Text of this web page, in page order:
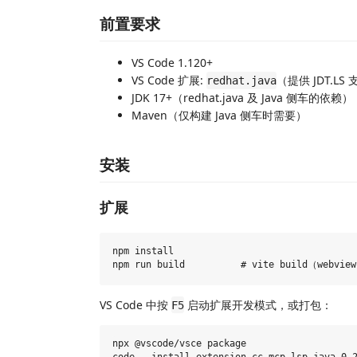
前置要求
VS Code 1.120+
VS Code 扩展: redhat.java （提供 JDT.LS
JDK 17+（redhat.java 及 Java 侧车的依赖）
Maven（仅构建 Java 侧车时需要）
安装
扩展
npm install
VS Code 中按 F5 启动扩展开发模式，或打包：
npx @vscode/vsce package